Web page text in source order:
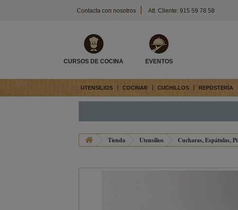
Contacta con nosotros Att. Cliente: 915 59 78 58
CURSOS DE COCINA EVENTOS
UTENSILIOS COCINAR CUCHILLOS REPOSTERÍA
Tienda Utensilios Cucharas, Espátulas,